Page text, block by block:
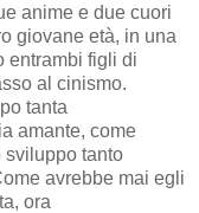
anime e due cuori
giovane età, in una
entrambi figli di
al cinismo.
tanta
amante, come
sviluppo tanto
avrebbe mai egli
ora